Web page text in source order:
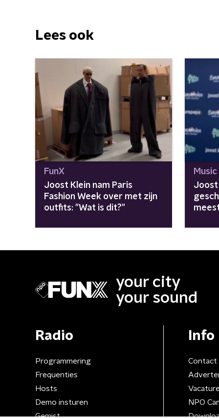
Lees ook
FunX
Joost Klein nam Paris
Fashion Week over met zijn
outfits: "Wat is dit?"
Music
your city
your sound
Radio
Programmering
Frequenties
Hosts
Demo insturen
Gemist
Info
Contact
NPO